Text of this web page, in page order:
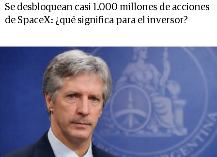
Se desbloquean casi 1.000 millones de acciones
de SpaceX: ¿qué significa para el inversor?